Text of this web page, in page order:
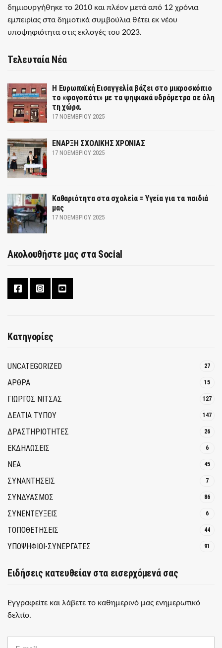
δημιουργήθηκε το 2010 και πλέον μετά από 12 χρόνια
εμπειρίας στα δημοτικά συμβούλια θέτει εκ νέου
υποψηφιότητα στις εκλογές του 2023.
Τελευταία Νέα
Η Ευρωπαϊκή Εισαγγελία βάζει στο μικροσκόπιο
το «φαγοπότι» με τα ψηφιακά υδρόμετρα σε όλη
τη χώρα.
17 ΝΟΕΜΒΡΊΟΥ 2025
ΕΝΑΡΞΗ ΣΧΟΛΙΚΗΣ ΧΡΟΝΙΑΣ
17 ΝΟΕΜΒΡΊΟΥ 2025
Καθαριότητα στα σχολεία = Υγεία για τα παιδιά
μας
17 ΝΟΕΜΒΡΊΟΥ 2025
Ακολουθήστε μας στα Social
Κατηγορίες
UNCATEGORIZED 27
ΑΡΘΡΑ 15
ΓΙΩΡΓΟΣ ΝΙΤΣΑΣ 127
ΔΕΛΤΙΑ ΤΥΠΟΥ 147
ΔΡΑΣΤΗΡΙΟΤΗΤΕΣ 26
ΕΚΔΗΛΩΣΕΙΣ 6
ΝΕΑ 45
ΣΥΝΑΝΤΗΣΕΙΣ 7
ΣΥΝΔΥΑΣΜΟΣ 86
ΣΥΝΕΝΤΕΥΞΕΙΣ 6
ΤΟΠΟΘΕΤΗΣΕΙΣ 44
ΥΠΟΨΗΦΙΟΙ-ΣΥΝΕΡΓΑΤΕΣ 91
Ειδήσεις κατευθείαν στα εισερχόμενά σας
Εγγραφείτε και λάβετε το καθημερινό μας ενημερωτικό
δελτίο.